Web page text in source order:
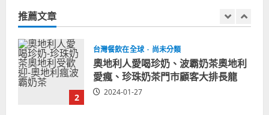
字:
推薦文章
3
台灣餐飲在全球 電影戲劇
獨家！芭比珍奶！珍珠奶茶飲料
BARBIE芭比娃娃肯尼電影聯名網友官
方影片！日出茶太CHATIME澳洲限定
活動